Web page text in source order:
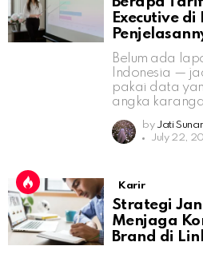
Executive
Belum ada
Indonesia —
pakai data
angka
by Jati
July 22,
Karir
Strategi
Menjaga
Brand di